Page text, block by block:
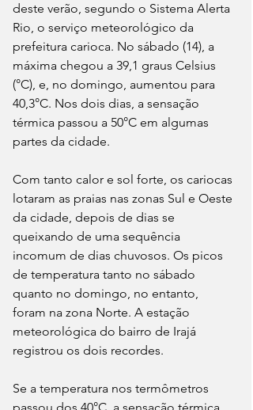
deste verão, segundo o Sistema Alerta
Rio, o serviço meteorológico da
prefeitura carioca. No sábado (14), a
máxima chegou a 39,1 graus Celsius
(°C), e, no domingo, aumentou para
40,3°C. Nos dois dias, a sensação
térmica passou a 50°C em algumas
partes da cidade.
Com tanto calor e sol forte, os cariocas
lotaram as praias nas zonas Sul e Oeste
da cidade, depois de dias se
queixando de uma sequência
incomum de dias chuvosos. Os picos
de temperatura tanto no sábado
quanto no domingo, no entanto,
foram na zona Norte. A estação
meteorológica do bairro de Irajá
registrou os dois recordes.
Se a temperatura nos termômetros